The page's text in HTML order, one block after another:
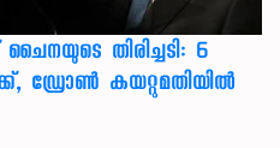
തിരിച്ചടി: 6
ഡ്രോൺ കയറ്റുമതിയിൽ